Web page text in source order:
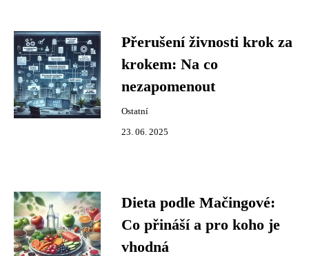
Přerušení živnosti krok za
krokem: Na co
nezapomenout
Ostatní
23. 06. 2025
Dieta podle Mačingové:
Co přináší a pro koho je
vhodná